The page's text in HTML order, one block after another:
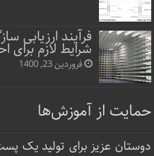
فرآیند ارزیابی
شرایط لازم برای
فروردین 23, 1400
حمایت از آموزش‌ها
دوستان عزیز برای تولید یک